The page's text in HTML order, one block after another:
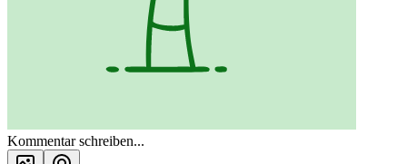
Kommentar schreiben...